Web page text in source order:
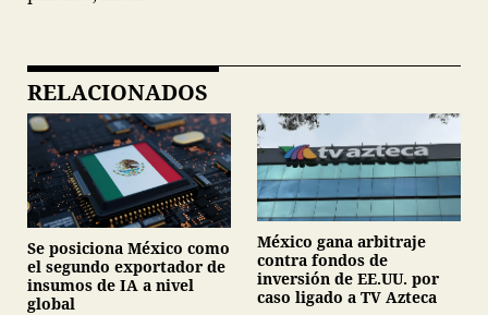
RELACIONADOS
Se posiciona México como
el segundo exportador de
insumos de IA a nivel
global
México gana arbitraje
contra fondos de
inversión de EE.UU. por
caso ligado a TV Azteca